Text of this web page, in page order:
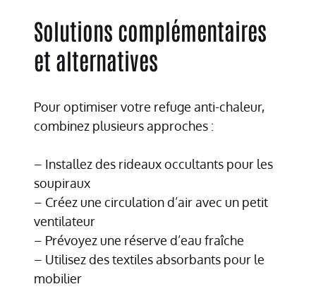
Solutions complémentaires
et alternatives
Pour optimiser votre refuge anti-chaleur,
combinez plusieurs approches :
– Installez des rideaux occultants pour les
soupiraux
– Créez une circulation d’air avec un petit
ventilateur
– Prévoyez une réserve d’eau fraîche
– Utilisez des textiles absorbants pour le
mobilier